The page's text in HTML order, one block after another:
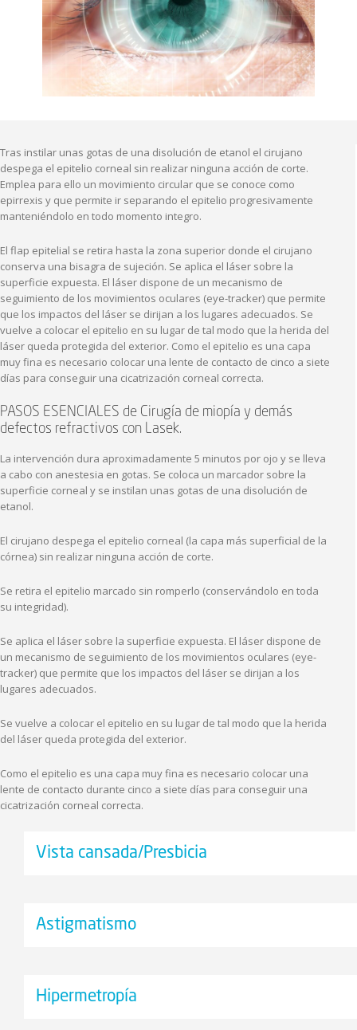
Tras instilar unas gotas de una disolución de etanol el cirujano
despega el epitelio corneal sin realizar ninguna acción de corte.
Emplea para ello un movimiento circular que se conoce como
epirrexis y que permite ir separando el epitelio progresivamente
manteniéndolo en todo momento integro.
El flap epitelial se retira hasta la zona superior donde el cirujano
conserva una bisagra de sujeción. Se aplica el láser sobre la
superficie expuesta. El láser dispone de un mecanismo de
seguimiento de los movimientos oculares (eye-tracker) que permite
que los impactos del láser se dirijan a los lugares adecuados. Se
vuelve a colocar el epitelio en su lugar de tal modo que la herida del
láser queda protegida del exterior. Como el epitelio es una capa
muy fina es necesario colocar una lente de contacto de cinco a siete
días para conseguir una cicatrización corneal correcta.
PASOS ESENCIALES de Cirugía de miopía y demás
defectos refractivos con Lasek.
La intervención dura aproximadamente 5 minutos por ojo y se lleva
a cabo con anestesia en gotas. Se coloca un marcador sobre la
superficie corneal y se instilan unas gotas de una disolución de
etanol.
El cirujano despega el epitelio corneal (la capa más superficial de la
córnea) sin realizar ninguna acción de corte.
Se retira el epitelio marcado sin romperlo (conservándolo en toda
su integridad).
Se aplica el láser sobre la superficie expuesta. El láser dispone de
un mecanismo de seguimiento de los movimientos oculares (eye-
tracker) que permite que los impactos del láser se dirijan a los
lugares adecuados.
Se vuelve a colocar el epitelio en su lugar de tal modo que la herida
del láser queda protegida del exterior.
Como el epitelio es una capa muy fina es necesario colocar una
lente de contacto durante cinco a siete días para conseguir una
cicatrización corneal correcta.
Vista cansada/Presbicia
Astigmatismo
Hipermetropía